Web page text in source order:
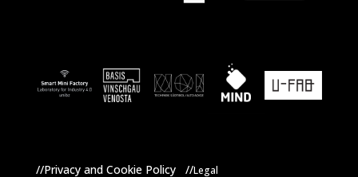
//Privacy and Cookie Policy //Legal